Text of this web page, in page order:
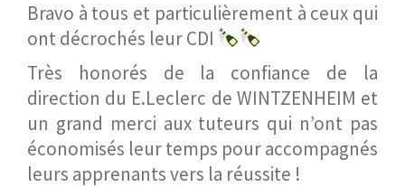
Bravo à tous et particulièrement à ceux qui
ont décrochés leur CDI
Très honorés de la confiance de la
direction du E.Leclerc de WINTZENHEIM et
un grand merci aux tuteurs qui n’ont pas
économisés leur temps pour accompagnés
leurs apprenants vers la réussite !